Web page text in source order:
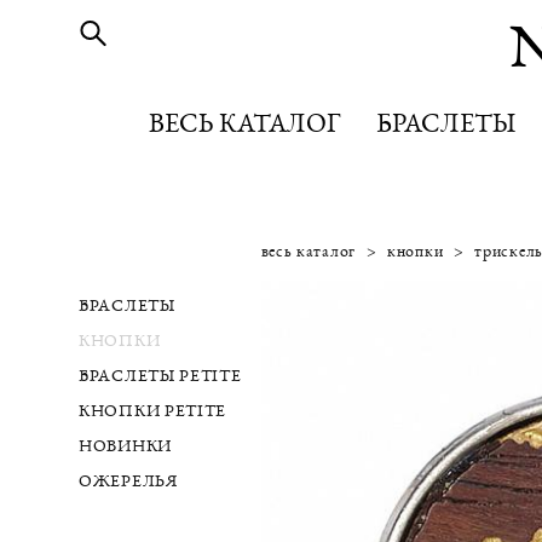
ВЕСЬ КАТАЛОГ БРАСЛЕТЫ
ВЕСЬ КАТАЛОГ БРАСЛЕТЫ
БРАСЛЕТЫ
КНОПКИ
БРАСЛЕТЫ PETITE
КНОПКИ PETITE
НОВИНКИ
ОЖЕРЕЛЬЯ
весь каталог > кнопки > трискель